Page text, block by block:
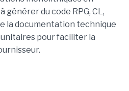
générer du code RPG, CL,
la documentation technique
pour faciliter la